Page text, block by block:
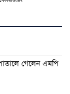
গেলেন এমপি